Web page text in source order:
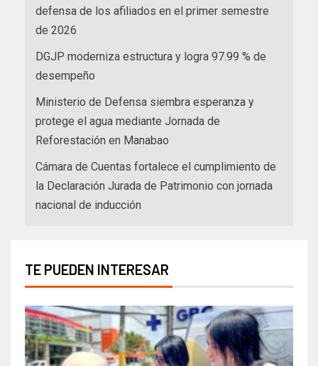
defensa de los afiliados en el primer semestre
de 2026
DGJP moderniza estructura y logra 97.99 % de
desempeño
Ministerio de Defensa siembra esperanza y
protege el agua mediante Jornada de
Reforestación en Manabao
Cámara de Cuentas fortalece el cumplimiento de
la Declaración Jurada de Patrimonio con jornada
nacional de inducción
TE PUEDEN INTERESAR